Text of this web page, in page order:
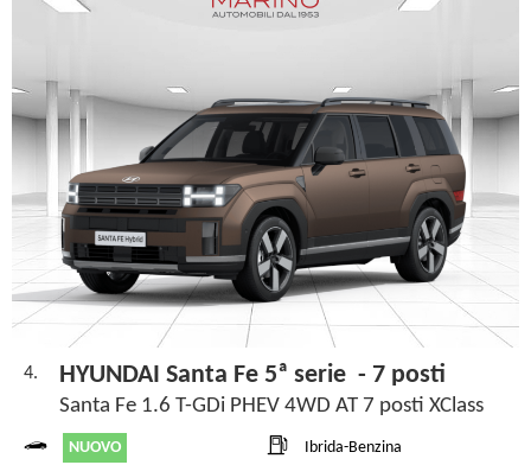
4. HYUNDAI Santa Fe 5ª serie - 7 posti
Santa Fe 1.6 T-GDi PHEV 4WD AT 7 posti XClass
NUOVO
Ibrida-Benzina